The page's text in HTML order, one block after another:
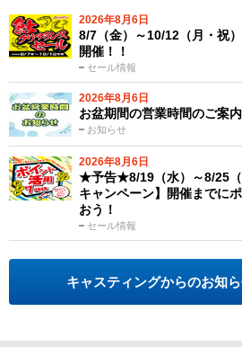
2026年8月6日
セール情報
8/7（金）～10/12（月・祝
開催！！
2026年8月6日
お知らせ
お盆期間の営業時間のご案内
2026年8月6日
セール情報
★予告★8/19（水）～8/25
キャンペーン】開催までに
おう！
キャスティングからのお知